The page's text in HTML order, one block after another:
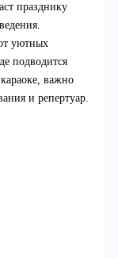
празднику
уютных
подводится
важно
и репертуар.